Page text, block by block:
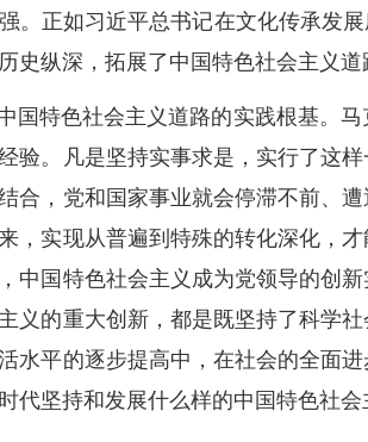
。正如习近平总书记在文化传承发
史纵深，拓展了中国特色社会主义道
国特色社会主义道路的实践根基。
验。凡是坚持实事求是，实行了这
合，党和国家事业就会停滞不前、
，实现从普遍到特殊的转化深化，
中国特色社会主义成为党领导的创
义的重大创新，都是既坚持了科学
水平的逐步提高中，在社会的全面
代坚持和发展什么样的中国特色社